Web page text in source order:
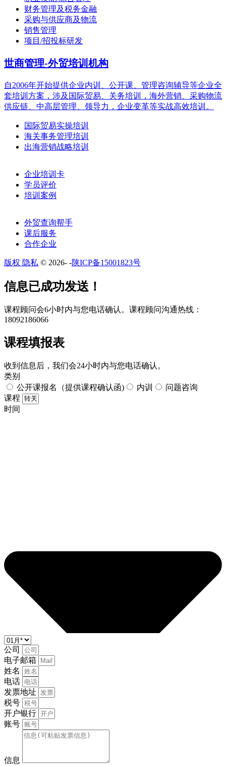
财务管理及税务金融
采购与供应商及物流
销售管理
项目/招投标研发
世商管理-外贸培训机构
自2006年开始提供企业内训、公开课、管理咨询辅导等企业全
套培训方案，涉及国际贸易、关务培训，海外营销、采购物流
供应链、中高层管理、领导力，企业变革等实战高效培训。
国际贸易实操培训
海关事务管理培训
出海营销战略培训
企业培训卡
学员评价
培训案例
外贸查询帮手
课后服务
合作企业
版权 隐私 © 2026- -陕ICP备15001823号
​​信息已成功发送！
课程顾问会6小时内与您电话确认。​课程顾问沟通热线：
18092186066
课程填报表​
收到信息后，我们会24小时内与您电话确认。​
类别
公开课报名（提供课程确认函)
内训
问题咨询
课程
时间
公司
电子邮箱
姓名
电话
发票地址
税号
开户银行
账号
信息